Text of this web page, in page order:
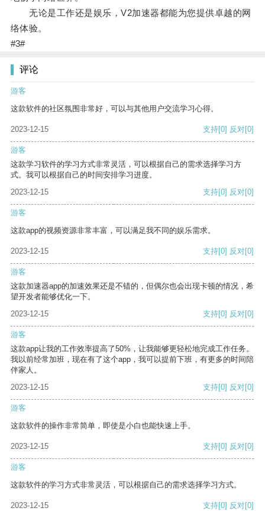
无论是工作还是娱乐，V2加速器都能为您提供卓越的网
络体验。
#3#
评论
游客
这款软件的社区氛围非常好，可以与其他用户交流学习心得。
2023-12-15 支持[0] 反对[0]
游客
这款学习软件的学习方式非常灵活，可以根据自己的需求选择学习方
式。我可以根据自己的时间安排学习进度。
2023-12-15
支持[0] 反对[0]
游客
这款app的视频资源非常丰富，可以满足我不同的娱乐需求。
2023-12-15 支持[0] 反对[0]
游客
这款加速器app的加速效果还是不错的，但偶尔也会出现卡顿的情况，希
望开发者能够优化一下。
2023-12-15
支持[0] 反对[0]
游客
这款app让我的工作效率提高了50%，让我能够更轻松地完成工作任务。
我以前经常加班，现在有了这个app，我可以提前下班，有更多的时间陪
伴家人。
2023-12-15
支持[0] 反对[0]
游客
这款软件的操作非常简单，即使是小白也能快速上手。
2023-12-15 支持[0] 反对[0]
游客
这款软件的学习方式非常灵活，可以根据自己的需求选择学习方式。
2023-12-15 支持[0] 反对[0]